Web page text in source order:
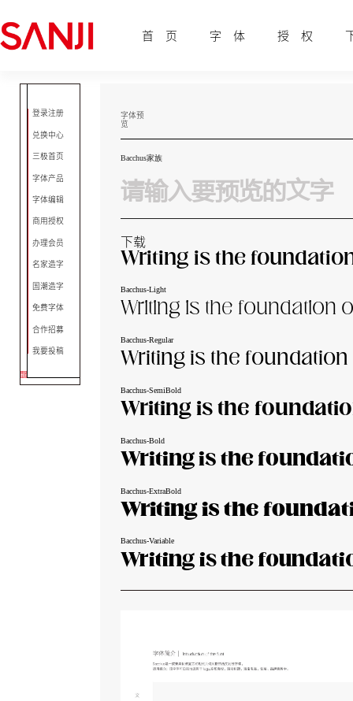
首 页 字 体 授 权
登录注册
兑换中心
三极首页
字体产品
字体编辑
商用授权
办理会员
名家造字
国潮造字
免费字体
合作招募
我要投稿
字体预
览
Bacchus家族
下载
Writing is the
Bacchus-Light
Writing is the foundation
Bacchus-Regular
Writing is the
Bacchus-SemiBold
Writing is the
Bacchus-Bold
Writing is the
Bacchus-ExtraBold
Writing is the
Bacchus-Variable
Writing is the